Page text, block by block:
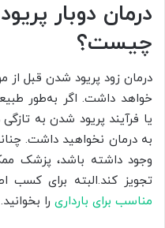
درمان دوبار
چیست؟
درمان زود پریود شدن قبل از
خواهد داشت. اگر به‌طور
یا فرآیند پریود شدن به تازگی
به درمان نخواهید داشت.
وجود داشته باشد، پزشک
تجویز کند.البته برای کسب
مناسب برای بارداری را بخوانید.